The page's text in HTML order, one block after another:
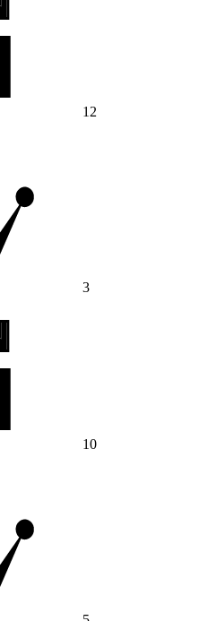
12
3
10